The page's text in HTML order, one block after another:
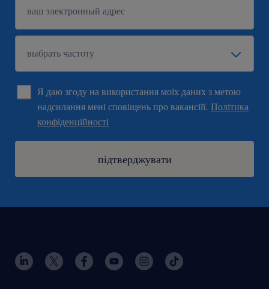
Я даю згоду на використання моїх даних з метою
надсилання мені сповіщень про вакансіїї. Політика
конфіденційності
підтверджувати